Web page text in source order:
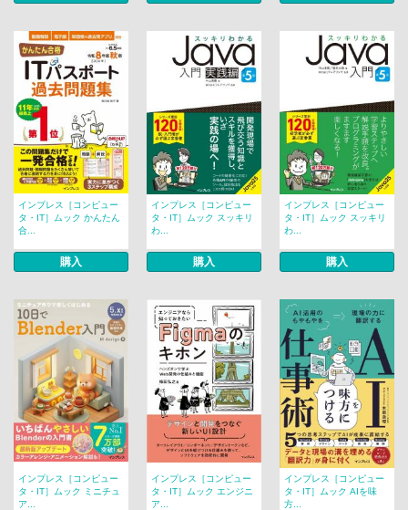
インプレス［コンピュー
タ・IT］ムック かんたん
合...
購入
インプレス［コンピュー
タ・IT］ムック スッキリ
わ...
購入
インプレス［コンピュー
タ・IT］ムック スッキリ
わ...
購入
インプレス［コンピュー
タ・IT］ムック ミニチュ
ア...
インプレス［コンピュー
タ・IT］ムック エンジニ
ア...
インプレス［コンピュー
タ・IT］ムック AIを味
方...